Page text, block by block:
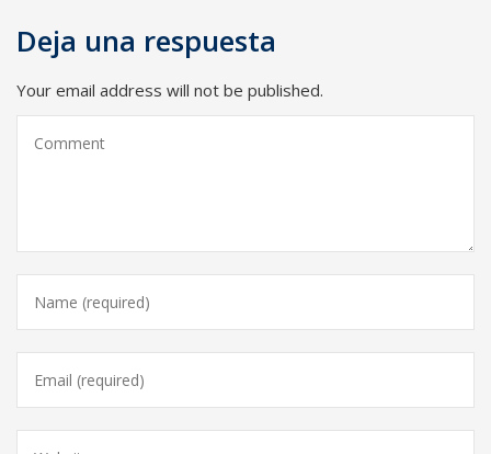
Deja una respuesta
Your email address will not be published.